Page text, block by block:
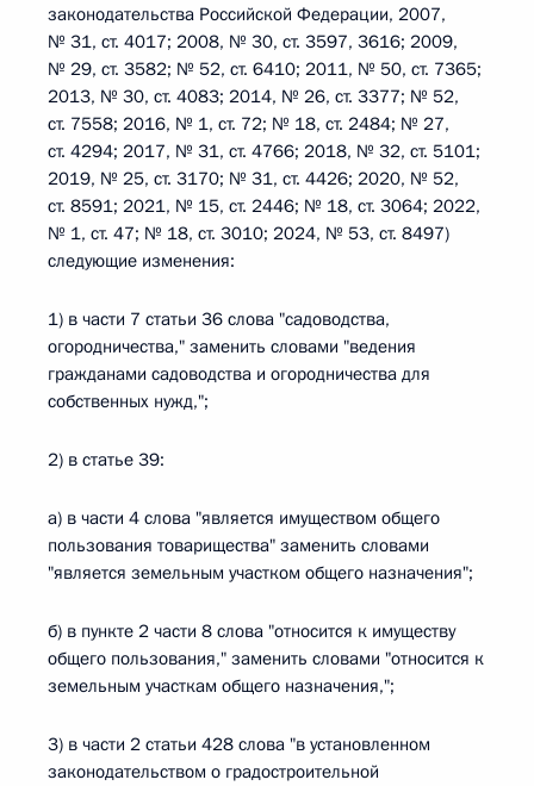
законодательства Российской Федерации, 2007,
№ 31, ст. 4017; 2008, № 30, ст. 3597, 3616; 2009,
№ 29, ст. 3582; № 52, ст. 6410; 2011, № 50, ст. 7365;
2013, № 30, ст. 4083; 2014, № 26, ст. 3377; № 52,
ст. 7558; 2016, № 1, ст. 72; № 18, ст. 2484; № 27,
ст. 4294; 2017, № 31, ст. 4766; 2018, № 32, ст. 5101;
2019, № 25, ст. 3170; № 31, ст. 4426; 2020, № 52,
ст. 8591; 2021, № 15, ст. 2446; № 18, ст. 3064; 2022,
№ 1, ст. 47; № 18, ст. 3010; 2024, № 53, ст. 8497)
следующие изменения:
1) в части 7 статьи 36 слова "садоводства,
огородничества," заменить словами "ведения
гражданами садоводства и огородничества для
собственных нужд,";
2) в статье 39:
а) в части 4 слова "является имуществом общего
пользования товарищества" заменить словами
"является земельным участком общего назначения";
б) в пункте 2 части 8 слова "относится к имуществу
общего пользования," заменить словами "относится к
земельным участкам общего назначения,";
3) в части 2 статьи 428 слова "в установленном
законодательством о градостроительной